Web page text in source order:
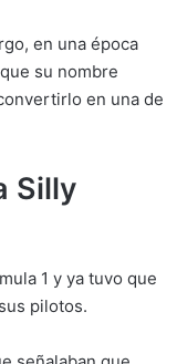
en una época
su nombre
en una de
Silly
1 y ya tuvo que
pilotos.